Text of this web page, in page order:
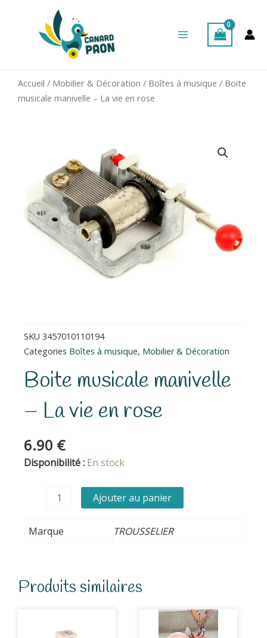
Menu
Accueil / Mobilier & Décoration / Boîtes à musique / Boite
musicale manivelle – La vie en rose
SKU 3457010110194
Categories Boîtes à musique, Mobilier & Décoration
Boite musicale manivelle
– La vie en rose
6.90 €
Disponibilité : En stock
quantité
en
rose
Ajouter au panier
Marque TROUSSELIER
Produits similaires